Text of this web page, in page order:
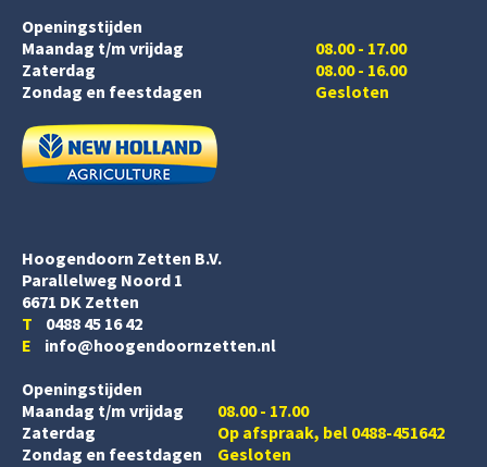
Openingstijden
Maandag t/m vrijdag
Zaterdag
08.00 - 17.00
08.00 - 16.00
Zondag en feestdagen
Gesloten
Hoogendoorn Zetten B.V.
Parallelweg Noord 1
6671 DK Zetten
T 0488 45 16 42
E info@hoogendoornzetten.nl
Openingstijden
Maandag t/m vrijdag
08.00 - 17.00
Zaterdag
Op afspraak, bel 0488-451642
Zondag en feestdagen
Gesloten